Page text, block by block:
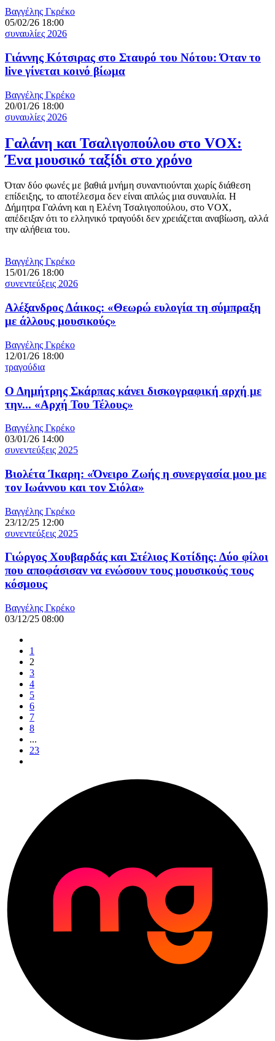
Βαγγέλης Γκρέκο
05/02/26 18:00
συναυλίες 2026
Γιάννης Κότσιρας στο Σταυρό του Νότου: Όταν το
live γίνεται κοινό βίωμα
Βαγγέλης Γκρέκο
20/01/26 18:00
συναυλίες 2026
Γαλάνη και Τσαλιγοπούλου στο VOX:
Ένα μουσικό ταξίδι στο χρόνο
Όταν δύο φωνές με βαθιά μνήμη συναντιούνται χωρίς διάθεση
επίδειξης, το αποτέλεσμα δεν είναι απλώς μια συναυλία. Η
Δήμητρα Γαλάνη και η Ελένη Τσαλιγοπούλου, στο VOX,
απέδειξαν ότι το ελληνικό τραγούδι δεν χρειάζεται αναβίωση, αλλά
την αλήθεια του.
Βαγγέλης Γκρέκο
15/01/26 18:00
συνεντεύξεις 2026
Αλέξανδρος Δάικος: «Θεωρώ ευλογία τη σύμπραξη
με άλλους μουσικούς»
Βαγγέλης Γκρέκο
12/01/26 18:00
τραγούδια
Ο Δημήτρης Σκάρπας κάνει δισκογραφική αρχή με
την... «Αρχή Του Τέλους»
Βαγγέλης Γκρέκο
03/01/26 14:00
συνεντεύξεις 2025
Βιολέτα Ίκαρη: «Όνειρο Ζωής η συνεργασία μου με
τον Ιωάννου και τον Σιόλα»
Βαγγέλης Γκρέκο
23/12/25 12:00
συνεντεύξεις 2025
Γιώργος Χουβαρδάς και Στέλιος Κοτίδης: Δύο φίλοι
που αποφάσισαν να ενώσουν τους μουσικούς τους
κόσμους
Βαγγέλης Γκρέκο
03/12/25 08:00
1
2
3
4
5
6
7
8
...
23